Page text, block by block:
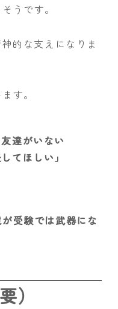
うです。
的な支えになりま
す。
達がいない
てほしい」
受験では武器にな
）